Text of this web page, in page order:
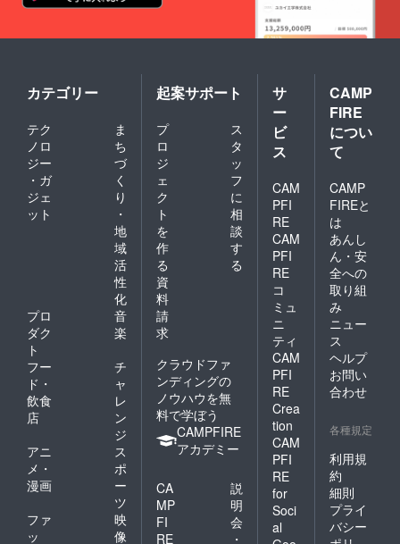
カテゴリー
テク
ノロ
ジー
・ガ
ジェ
ット
ま
ち
づ
く
り
・
地
域
活
性
化
プロ
ダク
ト
音
楽
フー
ド・
飲食
店
チ
ャ
レ
ン
ジ
アニ
メ・
漫画
ス
ポ
ー
ツ
ファ
ッ
映
像
起案サポート
プ
ロ
ジ
ェ
ク
ト
を
作
る
ス
タ
ッ
フ
に
相
談
す
る
資
料
請
求
クラウドファ
ンディングの
ノウハウを無
料で学ぼう
CAMPFIRE
アカデミー
CA
MP
FI
RE
説
明
会
・
サ
ー
ビ
ス
CAM
PFI
RE
CAM
PFI
RE
コ
ミュ
ニ
ティ
CAM
PFI
RE
Crea
tion
CAM
PFI
RE
for
Soci
al
CAMP
FIRE
につい
て
CAMP
FIREと
は
あんし
ん・安
全への
取り組
み
ニュー
ス
ヘルプ
お問い
合わせ
各種規定
利用規
約
細則
プライ
バシー